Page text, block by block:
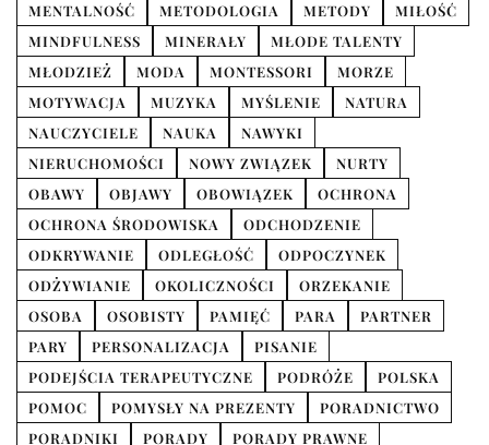
MENTALNOŚĆ
METODOLOGIA METODY
MIŁOŚĆ
MINDFULNESS
MINERAŁY
MŁODE TALENTY
MŁODZIEŻ
MODA MONTESSORI
MORZE
MOTYWACJA
MUZYKA MYŚLENIE
NATURA
NAUCZYCIELE
NAUKA
NAWYKI
NIERUCHOMOŚCI
NOWY ZWIĄZEK
NURTY
OBAWY
OBJAWY OBOWIĄZEK
OCHRONA
OCHRONA ŚRODOWISKA
ODCHODZENIE
ODKRYWANIE
ODLEGŁOŚĆ
ODPOCZYNEK
ODŻYWIANIE
OKOLICZNOŚCI
ORZEKANIE
OSOBA
OSOBISTY PAMIĘĆ PARA
PARTNER
PARY
PERSONALIZACJA
PISANIE
PODEJŚCIA TERAPEUTYCZNE
PODRÓŻE
POLSKA
POMOC
POMYSŁY NA PREZENTY
PORADNICTWO
PORADNIKI
PORADY PORADY PRAWNE